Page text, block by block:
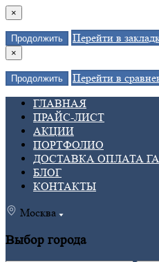
×
Продолжить Перейти в
×
Продолжить
Перейти в
ГЛАВНАЯ
ПРАЙС-ЛИСТ
АКЦИИ
ПОРТФОЛИО
ДОСТАВКА ОПЛАТА
БЛОГ
КОНТАКТЫ
Москва
Выбор города